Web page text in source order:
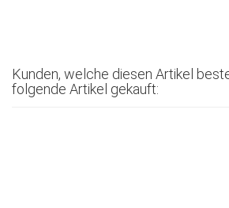
Kunden, welche diesen Artikel
folgende Artikel gekauft: